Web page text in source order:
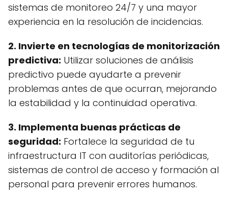
sistemas de monitoreo 24/7 y una mayor
experiencia en la resolución de incidencias.
2. Invierte en tecnologías de monitorización
predictiva: Utilizar soluciones de análisis
predictivo puede ayudarte a prevenir
problemas antes de que ocurran, mejorando
la estabilidad y la continuidad operativa.
3. Implementa buenas prácticas de
seguridad: Fortalece la seguridad de tu
infraestructura IT con auditorías periódicas,
sistemas de control de acceso y formación al
personal para prevenir errores humanos.